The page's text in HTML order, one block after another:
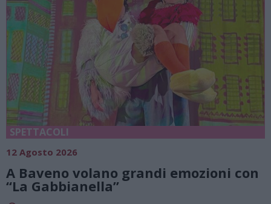
SPETTACOLI
12 Agosto 2026
A Baveno volano grandi emozioni con
“La Gabbianella”